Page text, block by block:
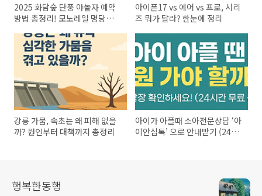
2025 화담숲 단풍 야놀자 예약
방법 총정리! 모노레일 명당자리
아이폰17 vs 에어 vs 프로, 시리
즈 뭐가 달라? 한눈에 정리
강릉 가뭄, 속초는 왜 피해 없을
까? 원인부터 대책까지 총정리
아이가 아플때 소아전문상담 ‘아
이안심톡’ 으로 안내받기 (24시
행복한동행